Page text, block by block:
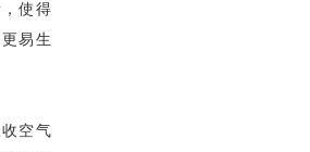
使得
易生
空气